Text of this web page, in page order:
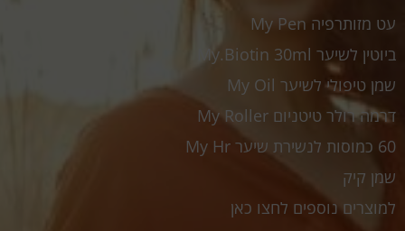
עט מזותרפיה My Pen
ביוטין לשיער My.Biotin 30ml
שמן טיפולי לשיער My Oil
דרמה רולר טיטניום My Roller
60 כמוסות לנשירת שיער My Hr
שמן קיק
למוצרים נוספים לחצו כאן